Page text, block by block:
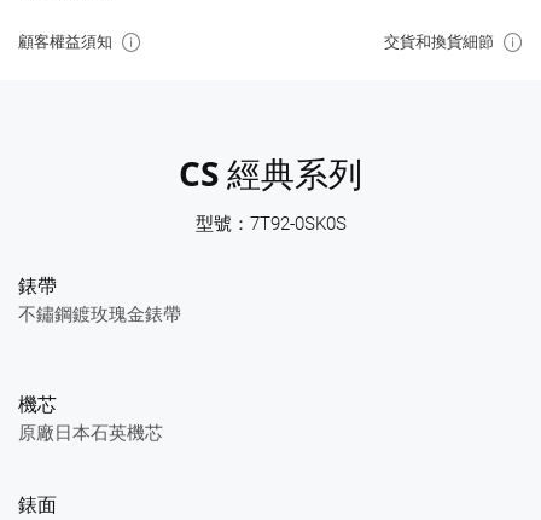
顧客權益須知 交貨和換貨細節
CS 經典系列
型號：7T92-0SK0S
錶帶
不鏽鋼鍍玫瑰金錶帶
機芯
原廠日本石英機芯
錶面